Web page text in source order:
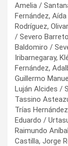
Amelia /
Fernández,
Rodríguez,
/ Severo
Baldomiro /
Iribarnegaray,
Fernández,
Guillermo
Luján Alcides /
Tassino
Trías
Eduardo /
Raimundo
Castilla, Jorge